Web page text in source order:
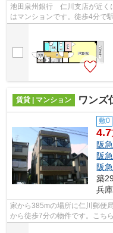
池田泉州銀行 仁川支店が近く
はマンションです。徒歩4分で
賃貸 | マンション ワンズ
敷0
4.7
阪
阪
阪
築
兵
家から385mの場所に仁川郵便
から徒歩7分の物件です。こち
ョンです。ピタットハウス西